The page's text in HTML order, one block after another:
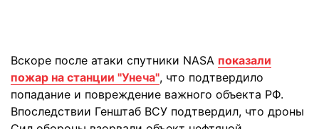
Вскоре после атаки спутники NASA показали
пожар на станции "Унеча", что подтвердило
попадание и повреждение важного объекта РФ.
Впоследствии Генштаб ВСУ подтвердил, что дроны